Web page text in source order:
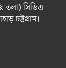
তলা) সিডিএ
চট্টগ্রাম।